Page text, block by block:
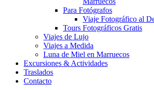
Para Fotógrafos
Viaje Fotográfico al
Tours Fotográficos Gratis
Viajes de Lujo
Viajes a Medida
Luna de Miel en Marruecos
Excursiones & Actividades
Traslados
Contacto